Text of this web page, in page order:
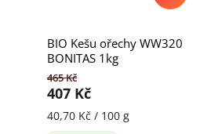
BIO Kešu ořechy WW320
BONITAS 1kg
465 Kč
407 Kč
40,70 Kč / 100 g